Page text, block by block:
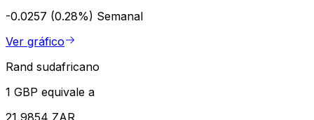
-0.0257 (0.28%) Semanal
Ver gráfico
Rand sudafricano
1 GBP equivale a